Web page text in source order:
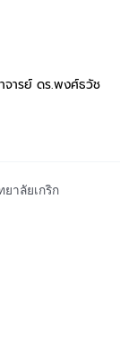
จารย์ ดร.พงศ์ธวัช
าลัยเกริก